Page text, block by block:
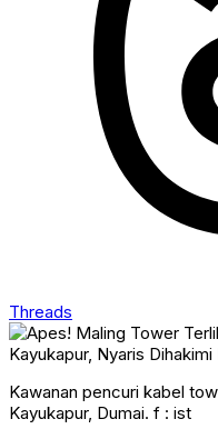
Threads
Kawanan pencuri kabel
Kayukapur, Dumai. f : ist